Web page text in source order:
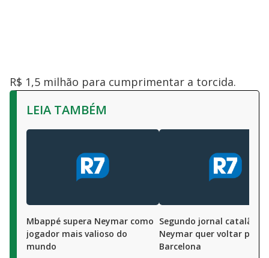
R$ 1,5 milhão para cumprimentar a torcida.
LEIA TAMBÉM
Mbappé supera Neymar como
jogador mais valioso do
mundo
Segundo jornal catalão,
Neymar quer voltar para
Barcelona